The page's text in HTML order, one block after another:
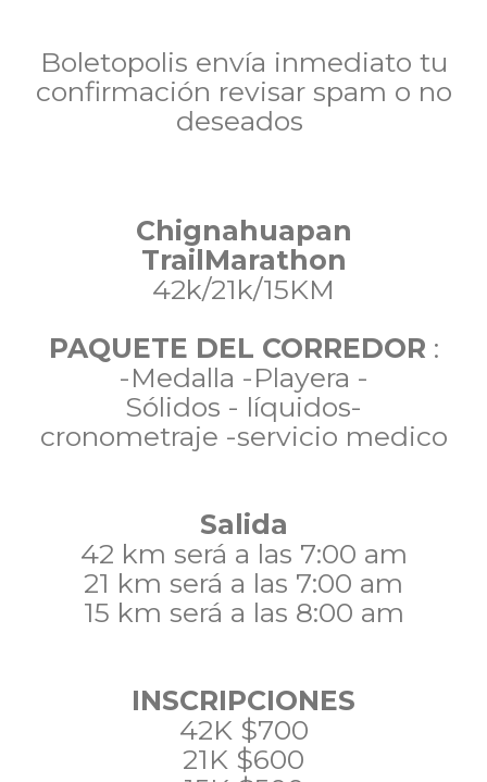
Boletopolis envía inmediato tu
confirmación revisar spam o no
deseados
Chignahuapan
TrailMarathon
42k/21k/15KM
PAQUETE DEL CORREDOR :
-Medalla -Playera -
Sólidos - líquidos-
cronometraje -servicio medico
Salida
42 km será a las 7:00 am
21 km será a las 7:00 am
15 km será a las 8:00 am
INSCRIPCIONES
42K $700
21K $600